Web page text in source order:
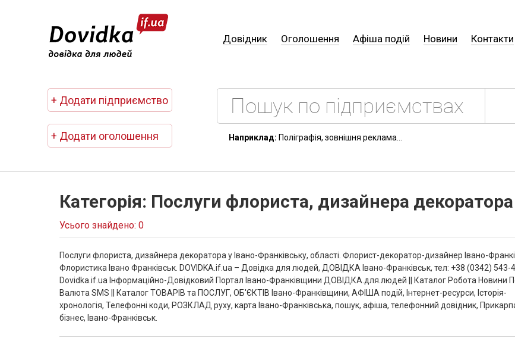
Довідник Оголошення Афіша подій Новини Контакти
+ Додати підприємство
+ Додати оголошення Наприклад: Поліграфія, зовнішня реклама...
Категорія: Послуги флориста, дизайнера декоратора
Усього знайдено: 0
Послуги флориста, дизайнера декоратора у Івано-Франківську, області. Флорист-декоратор-дизайнер Івано-
Флористика Івано Франківськ‎. DOVIDKA.if.ua – Довідка для людей, ДОВІДКА Івано-Франківськ, тел: +38 (0342) 543-
Dovidka.if.ua Інформаційно-Довідковий Портал Івано-Франківщини ДОВІДКА.для.людей || Каталог Робота Новини
Валюта SMS || Каталог ТОВАРІВ та ПОСЛУГ, ОБ'ЄКТІВ Івано-Франківщини, АФІША подій, Інтернет-ресурси, Історія-
хронологія, Телефонні коди, РОЗКЛАД руху, карта Івано-Франківська, пошук, афіша, телефонний довідник,
бізнес, Івано-Франківськ.